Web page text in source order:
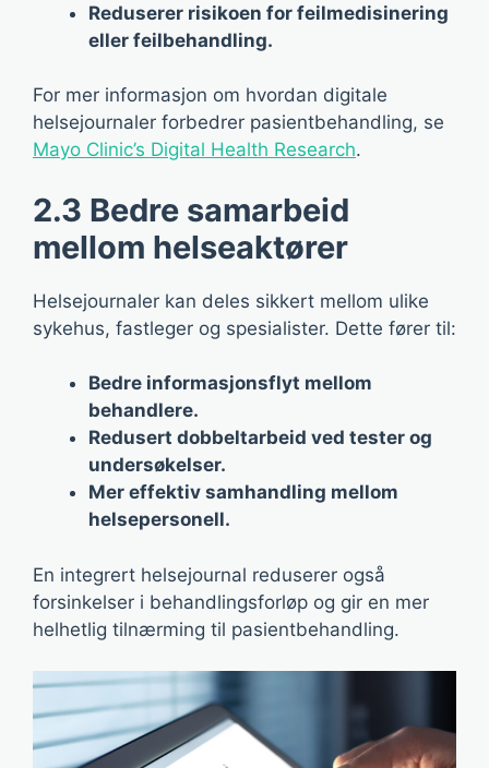
Reduserer risikoen for feilmedisinering
eller feilbehandling.
For mer informasjon om hvordan digitale
helsejournaler forbedrer pasientbehandling, se
Mayo Clinic’s Digital Health Research.
2.3 Bedre samarbeid
mellom helseaktører
Helsejournaler kan deles sikkert mellom ulike
sykehus, fastleger og spesialister. Dette fører til:
Bedre informasjonsflyt mellom
behandlere.
Redusert dobbeltarbeid ved tester og
undersøkelser.
Mer effektiv samhandling mellom
helsepersonell.
En integrert helsejournal reduserer også
forsinkelser i behandlingsforløp og gir en mer
helhetlig tilnærming til pasientbehandling.